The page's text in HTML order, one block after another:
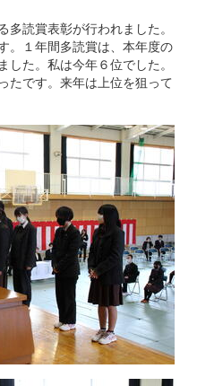
読賞表彰が行われました。
。１年間多読賞は、本年度の
た。私は今年６位でした。
たです。来年は上位を狙って